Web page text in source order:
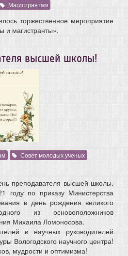
Магистрантам
торжественное мероприятие
и магистранты».
высшей школы!
Совет молодых ученых
преподавателя высшей школы.
по приказу Министерства
в день рождения великого
из основоположников
Михаила Ломоносова.
и научных руководителей
Вологодского научного центра!
мудрости и оптимизма!